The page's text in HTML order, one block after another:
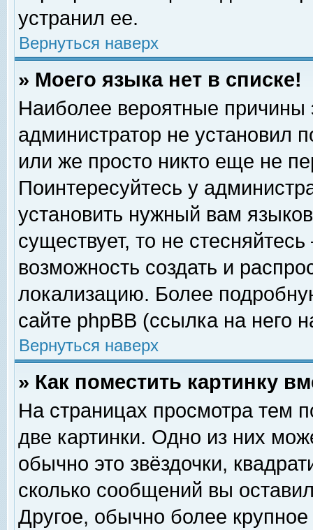
устранил ее.
Вернуться наверх
» Моего языка нет в списке!
Наиболее вероятные причины
администратор не установил
или же просто никто еще не
Поинтересуйтесь у
установить нужный вам
существует, то не
возможность создать и
локализацию. Более
сайте phpBB (ссылка на него
Вернуться наверх
» Как поместить картинку
На страницах просмотра тем
две картинки. Одно из них
обычно это звёздочки,
сколько сообщений вы
Другое, обычно более